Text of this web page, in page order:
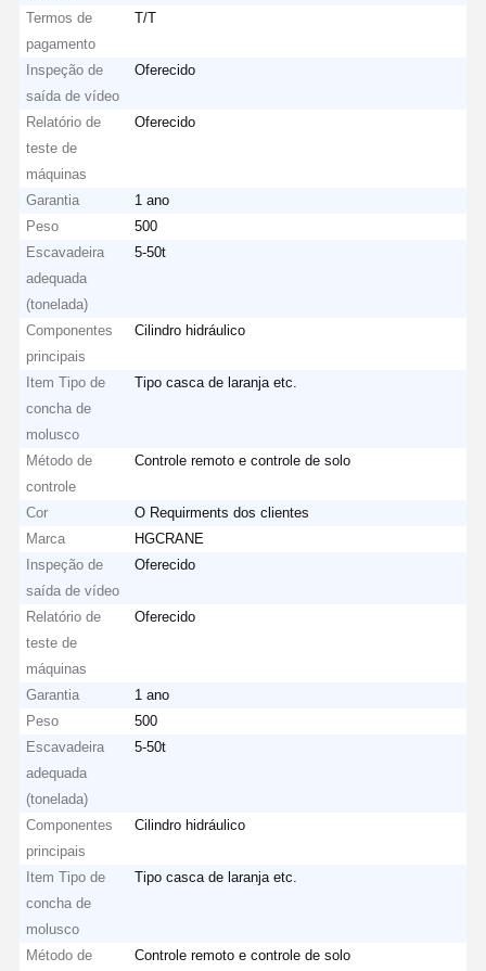
Termos de
pagamento
T/T
Inspeção de
saída de vídeo
Oferecido
Relatório de
teste de
máquinas
Oferecido
Garantia
1 ano
Peso
500
Escavadeira
adequada
(tonelada)
5-50t
Componentes
principais
Cilindro hidráulico
Item Tipo de
concha de
molusco
Tipo casca de laranja etc.
Método de
controle
Controle remoto e controle de solo
Cor
O Requirments dos clientes
Marca
HGCRANE
Inspeção de
saída de vídeo
Oferecido
Relatório de
teste de
máquinas
Oferecido
Garantia
1 ano
Peso
500
Escavadeira
adequada
(tonelada)
5-50t
Componentes
principais
Cilindro hidráulico
Item Tipo de
concha de
molusco
Tipo casca de laranja etc.
Método de
Controle remoto e controle de solo